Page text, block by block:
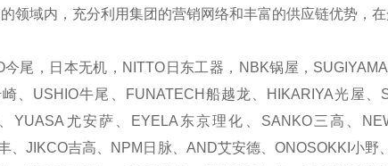
领域内，充分利用集团的营销网络和丰富的供应链优势，
，日本无机，NITTO日东工器，NBK锅屋，SUGIYAMA
、USHIO牛尾、FUNATECH船越龙、HIKARIYA光屋、
YUASA尤安萨、EYELA东京理化、SANKO三高、
、JIKCO吉高、NPM日脉、AND艾安德、ONOSOKKI小野